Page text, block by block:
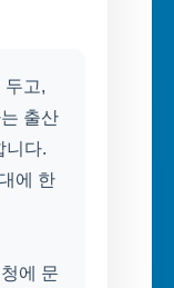
두고,
출산
니다.
에 한
에 문